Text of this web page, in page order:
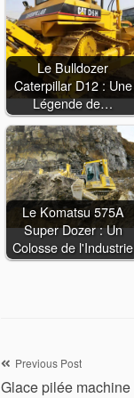
Le Bulldozer
Caterpillar D12 : Une
Légende de…
Le Komatsu 575A
Super Dozer : Un
Colosse de l'Industrie
Navigation
Previous Post
Glace pilée machine